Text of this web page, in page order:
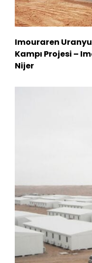
Imouraren
Kampı Projesi –
Nijer